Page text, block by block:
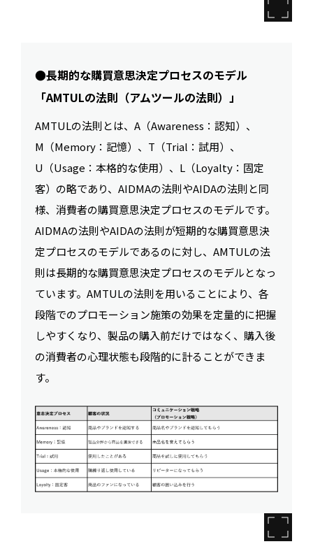
●長期的な購買意思決定プロセスのモデル
「AMTULの法則（アムツールの法則）」
AMTULの法則とは、A（Awareness：認知）、
M（Memory：記憶）、T（Trial：試用）、
U（Usage：本格的な使用）、L（Loyalty：固定
客）の略であり、AIDMAの法則やAIDAの法則と同
様、消費者の購買意思決定プロセスのモデルです。
AIDMAの法則やAIDAの法則が短期的な購買意思決
定プロセスのモデルであるのに対し、AMTULの法
則は長期的な購買意思決定プロセスのモデルとなっ
ています。AMTULの法則を用いることにより、各
段階でのプロモーション施策の効果を定量的に把握
しやすくなり、製品の購入前だけではなく、購入後
の消費者の心理状態も段階的に計ることができま
す。